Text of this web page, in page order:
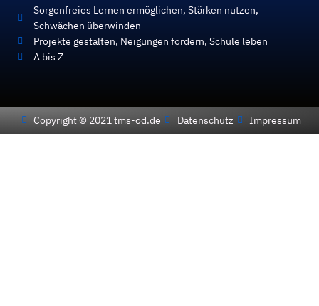
Sorgenfreies Lernen ermöglichen, Stärken nutzen,
Schwächen überwinden
Projekte gestalten, Neigungen fördern, Schule leben
A bis Z
Copyright © 2021 tms-od.de Datenschutz Impressum